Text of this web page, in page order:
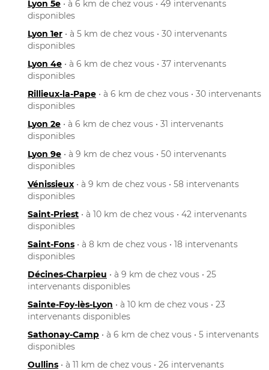
Lyon 5e • à 6 km de chez vous • 49 intervenants
disponibles
Lyon 1er • à 5 km de chez vous • 30 intervenants
disponibles
Lyon 4e • à 6 km de chez vous • 37 intervenants
disponibles
Rillieux-la-Pape • à 6 km de chez vous • 30 intervenants
disponibles
Lyon 2e • à 6 km de chez vous • 31 intervenants
disponibles
Lyon 9e • à 9 km de chez vous • 50 intervenants
disponibles
Vénissieux • à 9 km de chez vous • 58 intervenants
disponibles
Saint-Priest • à 10 km de chez vous • 42 intervenants
disponibles
Saint-Fons • à 8 km de chez vous • 18 intervenants
disponibles
Décines-Charpieu • à 9 km de chez vous • 25
intervenants disponibles
Sainte-Foy-lès-Lyon • à 10 km de chez vous • 23
intervenants disponibles
Sathonay-Camp • à 6 km de chez vous • 5 intervenants
disponibles
Oullins • à 11 km de chez vous • 26 intervenants